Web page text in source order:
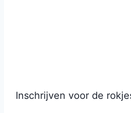
Inschrijven voor de